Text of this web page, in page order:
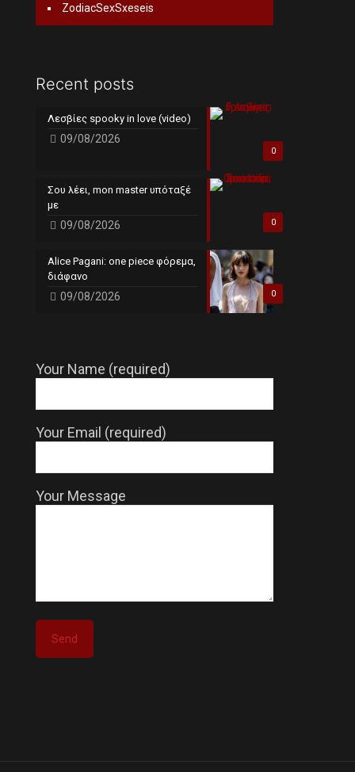
ZodiacSexSxeseis
Recent posts
0
Λεσβίες spooky in love (video)
09/08/2026
0
Σου λέει, mon master υπόταξέ
με
09/08/2026
0
Alice Pagani: one piece φόρεμα,
διάφανο
09/08/2026
Your Name (required)
Your Email (required)
Your Message